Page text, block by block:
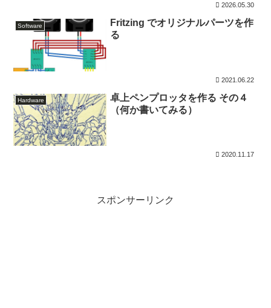
2026.05.30
Software
Fritzing でオリジナルパーツを作
る
2021.06.22
Hardware
卓上ペンプロッタを作る その４
（何か書いてみる）
2020.11.17
スポンサーリンク